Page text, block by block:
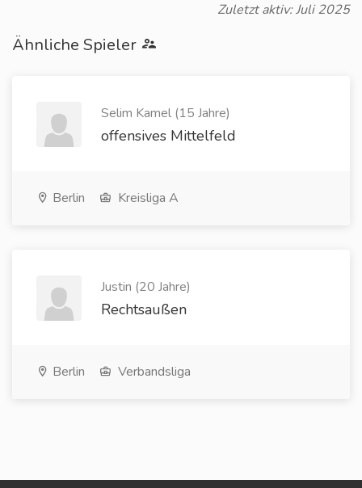
Zuletzt aktiv: Juli 2025
Ähnliche Spieler
Selim Kamel (15 Jahre)
offensives Mittelfeld
Berlin Kreisliga A
Justin (20 Jahre)
Rechtsaußen
Berlin Verbandsliga